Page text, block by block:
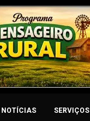
NOTÍCIAS SERVIÇOS